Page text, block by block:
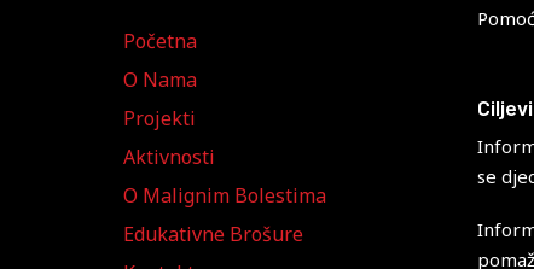
Početna
O Nama
Projekti
Aktivnosti
O Malignim Bolestima
Edukativne Brošure
Ciljevi
se